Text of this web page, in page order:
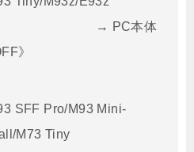
本体
》
Pro/M93 Mini-
M73 Tiny